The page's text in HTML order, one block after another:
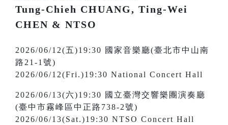
Tung-Chieh CHUANG, Ting-Wei
CHEN & NTSO
2026/06/12(五)19:30 國家音樂廳(臺北市中山南
路21-1號)
2026/06/12(Fri.)19:30 National Concert Hall
2026/06/13(六)19:30 國立臺灣交響樂團演奏廳
(臺中市霧峰區中正路738-2號)
2026/06/13(Sat.)19:30 NTSO Concert Hall